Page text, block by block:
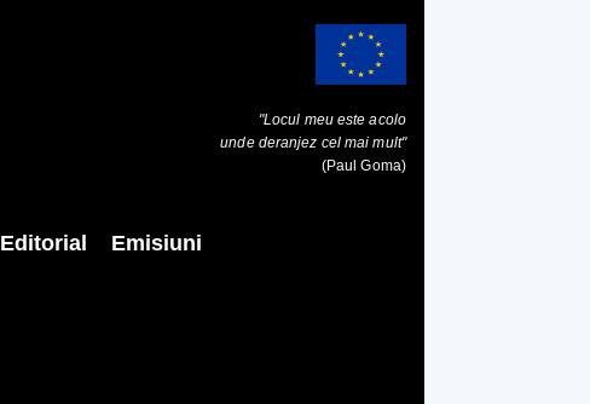
"Locul meu este acolo
unde deranjez cel mai mult"
(Paul Goma)
Editorial Emisiuni